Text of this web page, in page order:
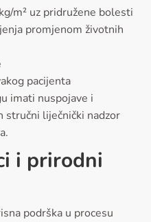
m² uz pridružene bolesti
promjenom životnih
pacijenta
imati nuspojave i
stručni liječnički nadzor
i prirodni
podrška u procesu